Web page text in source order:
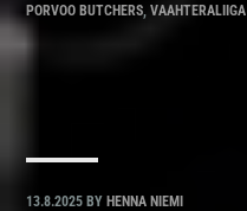
PORVOO BUTCHERS,VAAHTERALIIGA
13.8.2025 BYHENNA NIEMI